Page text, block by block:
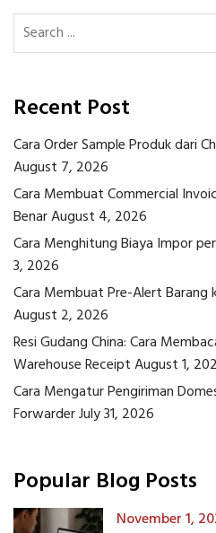
Recent Post
Cara Order Sample Produk dari
August 7, 2026
Cara Membuat Commercial
BenarAugust 4, 2026
Cara Menghitung Biaya Impor
3, 2026
Cara Membuat Pre-Alert Barang
August 2, 2026
Resi Gudang China: Cara
Warehouse ReceiptAugust 1,
Cara Mengatur Pengiriman
ForwarderJuly 31, 2026
Popular Blog Posts
November 1,